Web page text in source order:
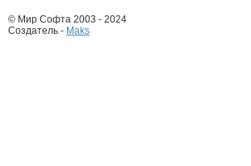
© Мир Софта 2003 - 2024
Создатель - Maks